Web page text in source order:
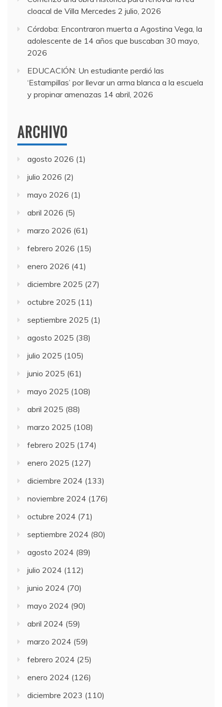
cloacal de Villa Mercedes 2 julio, 2026
Córdoba: Encontraron muerta a Agostina Vega, la
adolescente de 14 años que buscaban 30 mayo,
2026
EDUCACIÓN: Un estudiante perdió las
‘Estampillas’ por llevar un arma blanca a la escuela
y propinar amenazas 14 abril, 2026
ARCHIVO
agosto 2026 (1)
julio 2026 (2)
mayo 2026 (1)
abril 2026 (5)
marzo 2026 (61)
febrero 2026 (15)
enero 2026 (41)
diciembre 2025 (27)
octubre 2025 (11)
septiembre 2025 (1)
agosto 2025 (38)
julio 2025 (105)
junio 2025 (61)
mayo 2025 (108)
abril 2025 (88)
marzo 2025 (108)
febrero 2025 (174)
enero 2025 (127)
diciembre 2024 (133)
noviembre 2024 (176)
octubre 2024 (71)
septiembre 2024 (80)
agosto 2024 (89)
julio 2024 (112)
junio 2024 (70)
mayo 2024 (90)
abril 2024 (59)
marzo 2024 (59)
febrero 2024 (25)
enero 2024 (126)
diciembre 2023 (110)